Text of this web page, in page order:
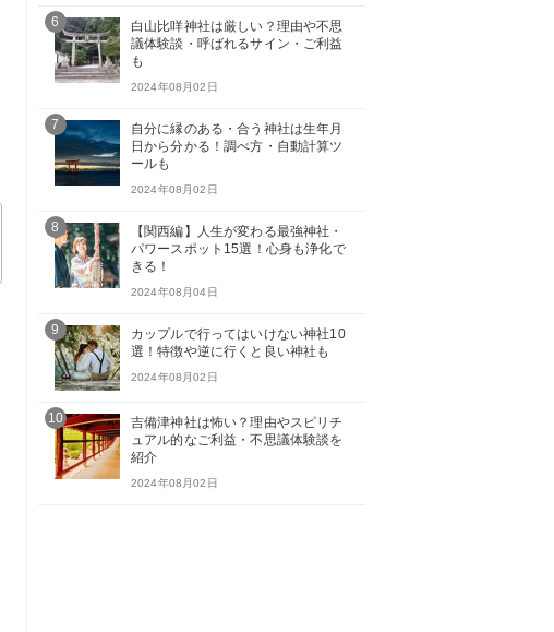
6
白山比咩神社は厳しい？理由や不思
議体験談・呼ばれるサイン・ご利益
も
2024年08月02日
7
自分に縁のある・合う神社は生年月
日から分かる！調べ方・自動計算ツ
ールも
2024年08月02日
8
【関西編】人生が変わる最強神社・
パワースポット15選！心身も浄化で
きる！
2024年08月04日
9
カップルで行ってはいけない神社10
選！特徴や逆に行くと良い神社も
2024年08月02日
10
吉備津神社は怖い？理由やスピリチ
ュアル的なご利益・不思議体験談を
紹介
2024年08月02日